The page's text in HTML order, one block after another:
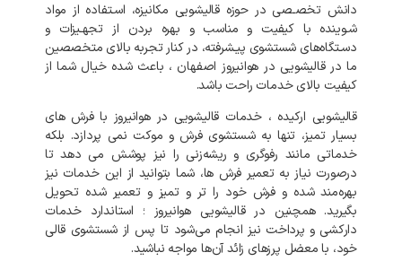
دانش تخصـصی در حوزه قالیشویی مکانیزه، اسـتفاده از مواد
شـوینده با کیفیت و مناسب و بهره بردن از تجهـیزات و
دسـتگاه‌های شستشوی پیـشرفته، در کنار تجربه بالای متخصصین
ما در قالیشویی در هوانیروز اصفهان ، باعث شده خیال شما از
کیفیت بالای خدمات راحت باشد.
قالیشویی ارکیده ، خدمات قالیشویی در هوانیروز با فرش های
بسیار تمیز، تنها به شستشوی فرش و موکت نمی‌ پردازد. بلکه
خدماتی مانند رفوگری و ریشه‌زنی را نیز پوشش می‌ دهد تا
درصورت نیاز به تعمیر فرش‌ ها، شما بتوانید از این خدمات نیز
بهره‌مند شده و فرش خود را تر و تمیز و تعمیر شده تحویل
بگیرید. همچنین در قالیشویی هوانیروز ؛ استاندارد خدمات
دارکشی و پرداخت نیز انجام می‌شود تا پس از شستشوی قالی
خود، با معضل پرزهای زائد آن‌ها مواجه نباشید.